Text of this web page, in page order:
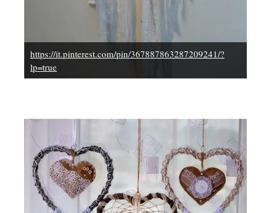
https://it.pinterest.com/pin/367887863287209241/?
lp=true